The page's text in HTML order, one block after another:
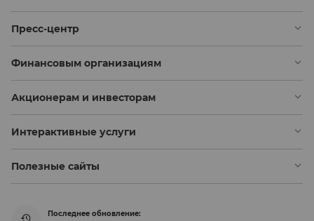
Пресс-центр
Финансовым организациям
Акционерам и инвесторам
Интерактивные услуги
Полезные сайты
Последнее обновление: